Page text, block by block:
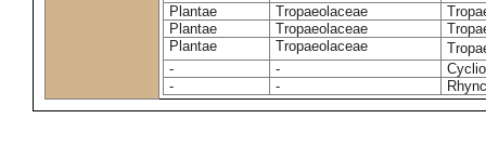
Plantae
Tropaeolaceae
Plantae
Tropaeolaceae
Plantae
Tropaeolaceae
-
-
-
-